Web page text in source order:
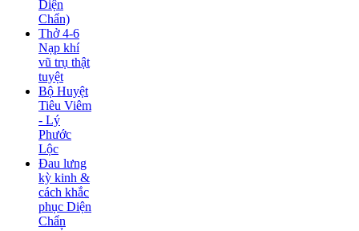
Diện
Chẩn)
Thở 4-6
Nạp khí
vũ trụ thật
tuyệt
Bộ Huyệt
Tiêu Viêm
- Lý
Phước
Lộc
Đau lưng
kỳ kinh &
cách khắc
phục Diện
Chẩn